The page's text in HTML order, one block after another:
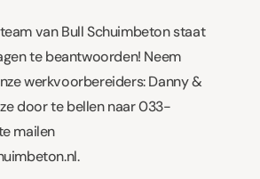
van Bull Schuimbeton staat
te beantwoorden! Neem
werkvoorbereiders: Danny &
door te bellen naar033-
mailen
.